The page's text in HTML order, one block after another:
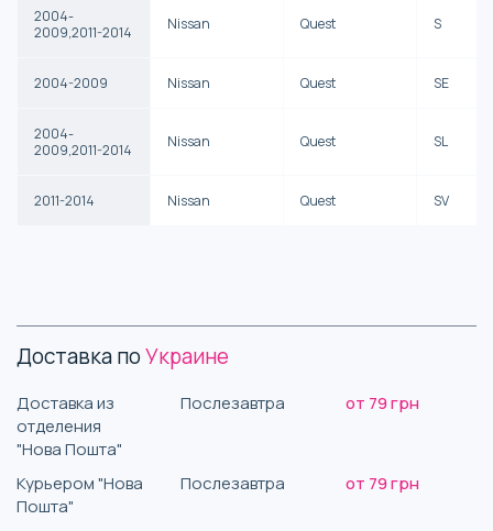
2004-
2009,2011-2014
Nissan Quest S
2004-2009 Nissan Quest SE
2004-
2009,2011-2014
Nissan Quest SL
2011-2014 Nissan Quest SV
Доставка поУкраине
Доставка из
отделения
"Нова Пошта"
Послезавтра от 79 грн
Курьером "Нова
Пошта"
Послезавтра от 79 грн